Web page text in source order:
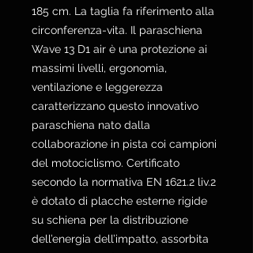
185 cm. La taglia fa riferimento alla
circonferenza-vita. Il paraschiena
Wave 13 D1 air è una protezione ai
massimi livelli, ergonomia,
ventilazione e leggerezza
caratterizzano questo innovativo
paraschiena nato dalla
collaborazione in pista coi campioni
del motociclismo. Certificato
secondo la normativa EN 1621.2 liv.2
è dotato di placche esterne rigide
su schiena per la distribuzione
dell’energia dell’impatto, assorbita